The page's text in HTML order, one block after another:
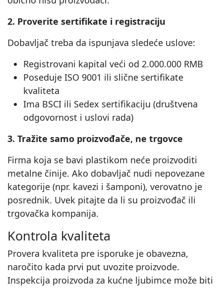
2. Proverite sertifikate i registraciju
Dobavljač treba da ispunjava sledeće uslove:
Registrovani kapital veći od 2.000.000 RMB
Poseduje ISO 9001 ili slične sertifikate
kvaliteta
Ima BSCI ili Sedex sertifikaciju (društvena
odgovornost i uslovi rada)
3. Tražite samo proizvođače, ne trgovce
Firma koja se bavi plastikom neće proizvoditi
metalne činije. Ako dobavljač nudi nepovezane
kategorije (npr. kavezi i šamponi), verovatno je
posrednik. Uvek pitajte da li su proizvođač ili
trgovačka kompanija.
Kontrola kvaliteta
Provera kvaliteta pre isporuke je obavezna,
naročito kada prvi put uvozite proizvode.
Inspekcija proizvoda za kućne ljubimce može biti